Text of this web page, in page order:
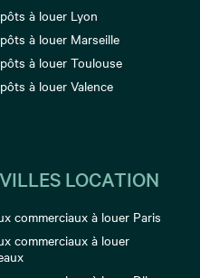
à louer Lyon
à louer Marseille
à louer Toulouse
à louer Valence
LOCATION
commerciaux à louer Paris
commerciaux à louer